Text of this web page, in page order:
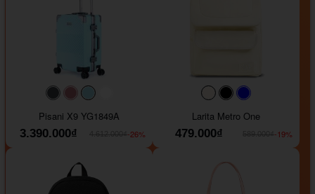
#40454a#b76e79
#9ad8e7
Pisani X9 YG1849A
3.390.000₫
-26%
#faf0e6#000000
Larita Metro One
479.000₫
-19%